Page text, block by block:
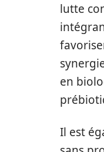
lutte
en
Il est